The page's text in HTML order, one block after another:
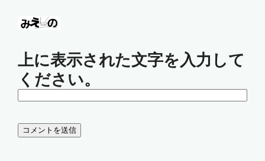
上に表示された文字を入力して
ください。